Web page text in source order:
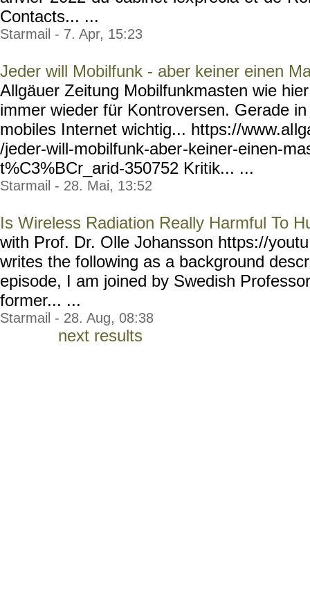
Contacts... ...
Starmail - 7. Apr, 15:23
Jeder will Mobilfunk - aber keiner einen
Allgäuer Zeitung Mobilfunkmasten wie
immer wieder für Kontroversen. Gerade
mobiles Internet wichtig... https://www.al
/jeder-will-mobilfunk-aber-keiner-einen-
t%C3%BCr_arid-350752 Kritik... ...
Starmail - 28. Mai, 13:52
Is Wireless Radiation Really Harmful To
with Prof. Dr. Olle Johansson https://youtu
writes the following as a background
episode, I am joined by Swedish
former... ...
Starmail - 28. Aug, 08:38
next results